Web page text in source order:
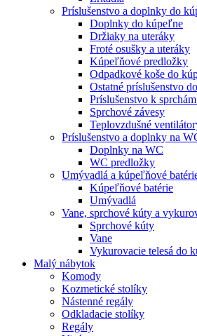
Príslušenstvo a doplnky do
Doplnky do kúpeľne
Držiaky na uteráky
Froté osušky a uteráky
Kúpeľňové predložky
Odpadkové koše do
Ostatné príslušenstvo
Príslušenstvo k
Sprchové závesy
Teplovzdušné
Príslušenstvo a doplnky na
Doplnky na WC
WC predložky
Umývadlá a kúpeľňové
Kúpeľňové batérie
Umývadlá
Vane, sprchové kúty a
Sprchové kúty
Vane
Vykurovacie telesá do
Malý nábytok
Komody
Kozmetické stolíky
Nástenné regály
Odkladacie stolíky
Regály